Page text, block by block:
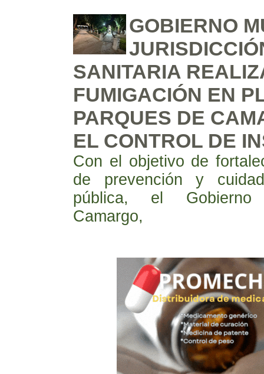
GOBIERNO
SANITARIA
FUMIGACIÓN EN
PARQUES DE
EL CONTROL DE
Con el objetivo de
de prevención y
pública, el
Camargo,